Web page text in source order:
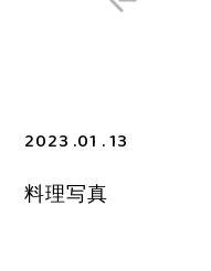
2023 .01 . 13
料理写真